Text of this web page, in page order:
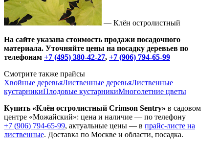
— Клён остролистный
На сайте указана стоимость продажи посадочного
материала. Уточняйте цены на посадку деревьев по
телефонам +7 (495) 380-42-27, +7 (906) 794-65-99
Смотрите также прайсы
Хвойные деревьяЛиственные деревьяЛиственные
кустарникиПлодовые кустарникиМноголетние цветы
Купить «Клён остролистный Crimson Sentry» в садовом
центре «Можайский»: цена и наличие — по телефону
+7 (906) 794-65-99, актуальные цены — в прайс-листе на
лиственные. Доставка по Москве и области, посадка.